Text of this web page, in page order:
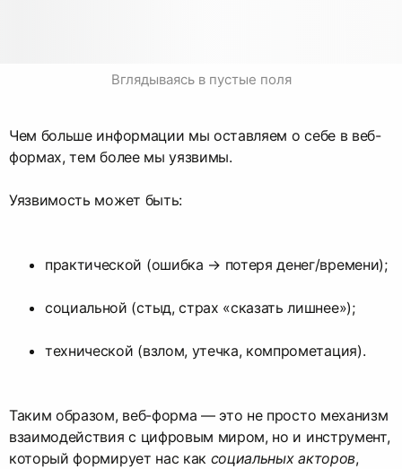
Вглядываясь в пустые поля
Чем больше информации мы оставляем о себе в веб-
формах, тем более мы уязвимы.
Уязвимость может быть:
практической (ошибка → потеря денег/времени);
социальной (стыд, страх «сказать лишнее»);
технической (взлом, утечка, компрометация).
Таким образом, веб-форма — это не просто механизм
взаимодействия с цифровым миром, но и инструмент,
который формирует нас как социальных акторов,